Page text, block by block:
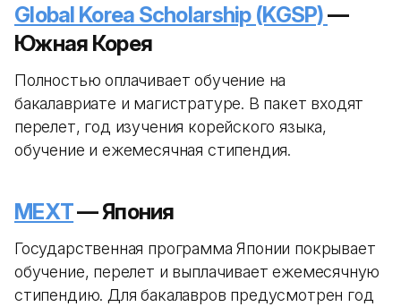
Global Korea Scholarship (KGSP)—
Южная Корея
Полностью оплачивает обучение на
бакалавриате и магистратуре. В пакет входят
перелет, год изучения корейского языка,
обучение и ежемесячная стипендия.
MEXT— Япония
Государственная программа Японии покрывает
обучение, перелет и выплачивает ежемесячную
стипендию. Для бакалавров предусмотрен год